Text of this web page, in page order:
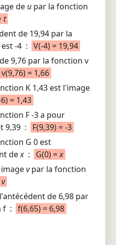
de u par la fonction
t
de 19,94 par la
-4 : V(-4) = 19,94
9,76 par la fonction v
v(9,76) = 1,66
K 1,43 est l'image
= 1,43
F -3 a pour
9,39 :
F(9,39) = -3
G 0 est
dex : G(0) =x
vpar la fonction
v
de 6,98 par
f : f(6,65) = 6,98